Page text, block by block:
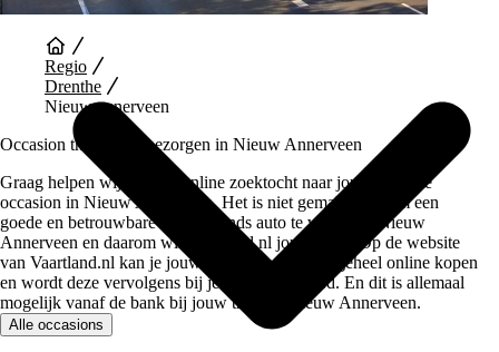
Regio
Drenthe
Nieuw annerveen
Occasion thuis laten bezorgen in Nieuw Annerveen
Graag helpen wij je bij je online zoektocht naar jouw perfecte
occasion in Nieuw Annerveen. Het is niet gemakkelijk om een
goede en betrouwbare tweedehands auto te vinden in Nieuw
Annerveen en daarom wil Vaartland.nl jou helpen. Op de website
van Vaartland.nl kan je jouw tweedehands auto geheel online kopen
en wordt deze vervolgens bij je thuis afgeleverd. En dit is allemaal
mogelijk vanaf de bank bij jouw thuis in Nieuw Annerveen.
Alle occasions